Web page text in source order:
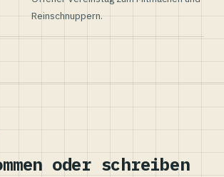
Reinschnuppern.
oder schreiben